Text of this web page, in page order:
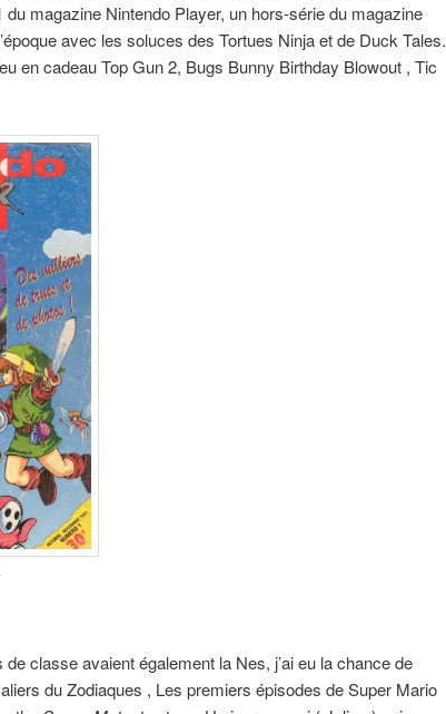
magazine Nintendo Player, un hors-série du magazine
avec les soluces des Tortues Ninja et de Duck Tales.
eu en cadeau Top Gun 2, Bugs Bunny Birthday Blowout , Tic
classe avaient également la Nes, j’ai eu la chance de
du Zodiaques , Les premiers épisodes de Super Mario